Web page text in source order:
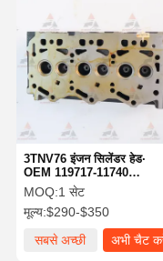
3TNV76 इंजन सिलेंडर हेड∙
OEM 119717-11740
YM119717-11740∙ Yanmar
Excavator Spare Parts
सिलेंडर हेड
MOQ:1 सेट
मूल्य:$290-$350
सबसे अच्छी
अभी चैट